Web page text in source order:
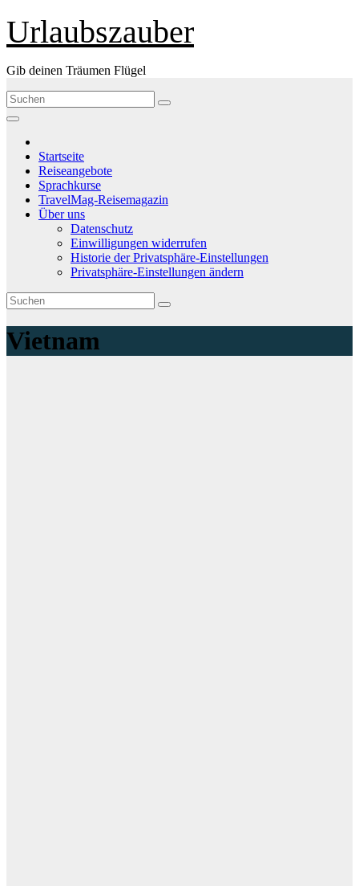
Zum
Inhalt
wechseln
Urlaubszauber
Gib deinen Träumen Flügel
Startseite
Reiseangebote
Sprachkurse
TravelMag-Reisemagazin
Über uns
Datenschutz
Einwilligungen widerrufen
Historie der Privatsphäre-Einstellungen
Privatsphäre-Einstellungen ändern
Vietnam